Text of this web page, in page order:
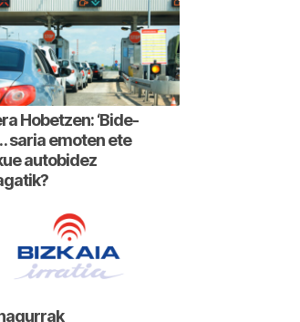
Hobetzen: ‘Bide-
saria emoten ete
autobidez